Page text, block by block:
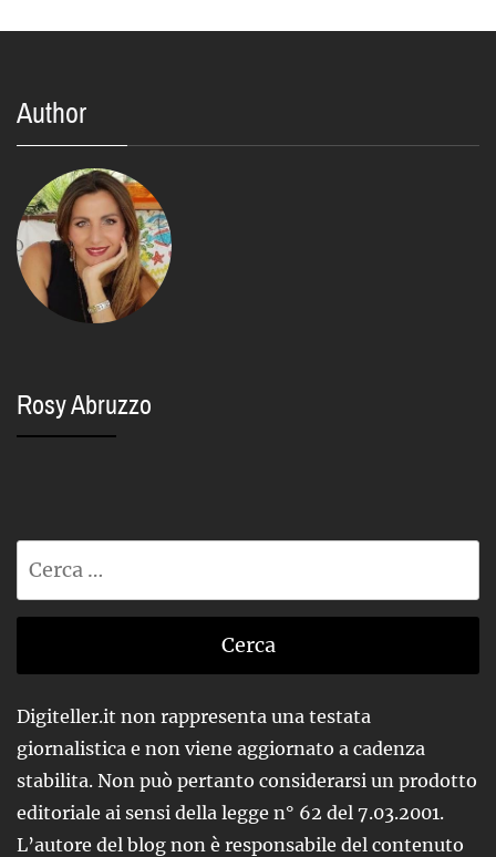
Author
Rosy Abruzzo
Digiteller.it non rappresenta una testata
giornalistica e non viene aggiornato a cadenza
stabilita. Non può pertanto considerarsi un prodotto
editoriale ai sensi della legge n° 62 del 7.03.2001.
L’autore del blog non è responsabile del contenuto